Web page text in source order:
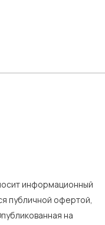
информационный
публичной офертой,
на